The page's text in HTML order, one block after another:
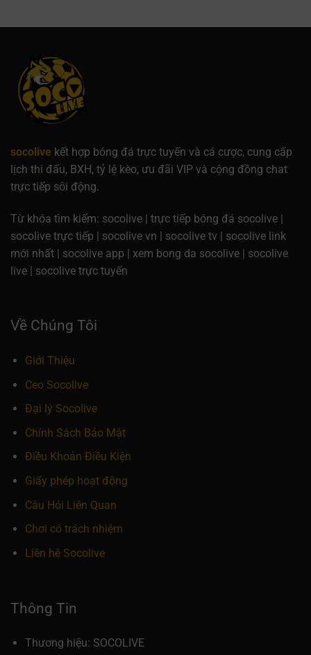
socolive kết hợp bóng đá trực tuyến và cá cược, cung cấp
lịch thi đấu, BXH, tỷ lệ kèo, ưu đãi VIP và cộng đồng chat
trực tiếp sôi động.
Từ khóa tìm kiếm: socolive | trực tiếp bóng đá socolive |
socolive trực tiếp | socolive vn | socolive tv | socolive link
mới nhất | socolive app | xem bong da socolive | socolive
live | socolive trực tuyến
Về Chúng Tôi
Giới Thiệu
Ceo Socolive
Đại lý Socolive
Chính Sách Bảo Mật
Điều Khoản Điều Kiện
Giấy phép hoạt động
Câu Hỏi Liên Quan
Chơi có trách nhiệm
Liên hệ Socolive
Thông Tin
Thương hiệu: SOCOLIVE